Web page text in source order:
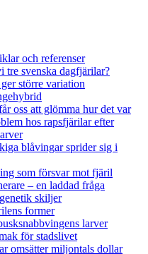
och referenser
tre svenska dagfjärilar?
större variation
oss att glömma hur det var
hos rapsfjärilar efter
blåvingar sprider sig i
som försvar mot fjäril
– en laddad fråga
skiljer
former
larver
för stadslivet
omsätter miljontals dollar